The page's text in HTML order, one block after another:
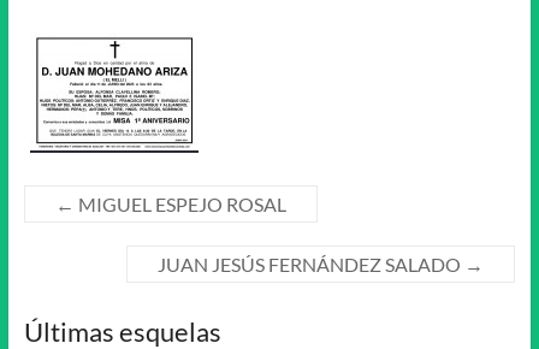
← MIGUEL ESPEJO ROSAL
JUAN JESÚS FERNÁNDEZ SALADO →
Últimas esquelas